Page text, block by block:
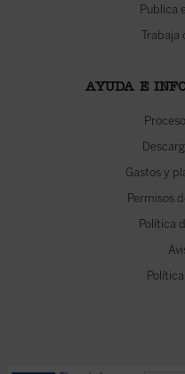
Publica
Trabaja
AYUDA E
Gastos y
Permisos
Política